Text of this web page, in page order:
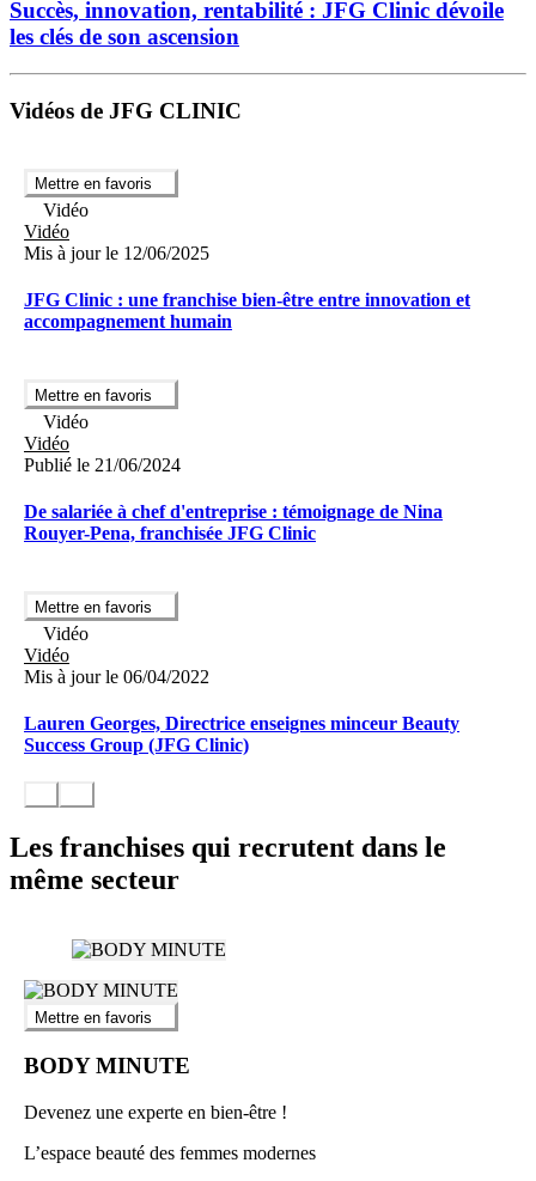
Succès, innovation, rentabilité : JFG Clinic dévoile
les clés de son ascension
Vidéos de JFG CLINIC
Mettre en favoris
Vidéo
Vidéo
Mis à jour le 12/06/2025
JFG Clinic : une franchise bien-être entre innovation et
accompagnement humain
Mettre en favoris
Vidéo
Vidéo
Publié le 21/06/2024
De salariée à chef d'entreprise : témoignage de Nina
Rouyer-Pena, franchisée JFG Clinic
Mettre en favoris
Vidéo
Vidéo
Mis à jour le 06/04/2022
Lauren Georges, Directrice enseignes minceur Beauty
Success Group (JFG Clinic)
Les franchises qui recrutent dans le
même secteur
Mettre en favoris
BODY MINUTE
Devenez une experte en bien-être !
L’espace beauté des femmes modernes